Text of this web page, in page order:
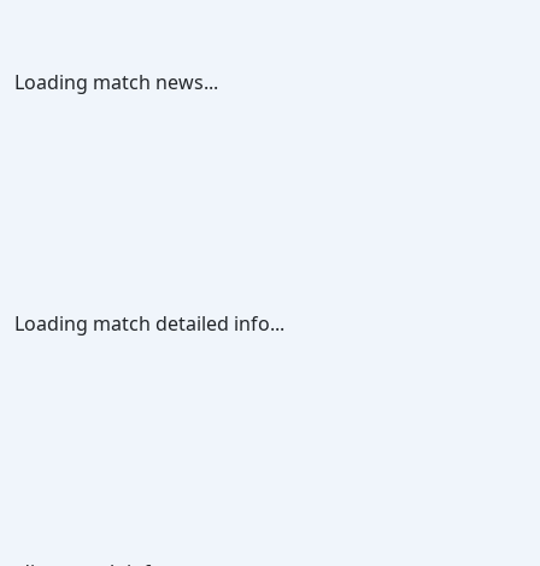
Loading match news...
Loading match detailed info...